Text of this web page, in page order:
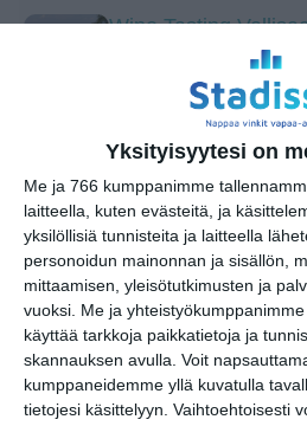
Yksityisyytesi on
Me ja 766 kumppanimme
laitteella, kuten evästeitä, ja
yksilöllisiä tunnisteita ja laitteella
personoidun mainonnan ja sisällön,
mittaamisen, yleisötutkimusten ja
vuoksi. Me ja
käyttää tarkkoja paikkatietoja ja
skannauksen avulla. Voit
kumppaneidemme yllä kuvatulla
tietojesi käsittelyyn. Vaihtoehtoisesti
Wine Tasting
pe 14.8.2026 klo
Opastus kokoelmiin:
Tutkimusmatkojen
la 15.8.2026 klo
Draamallinen
Aurora Karamzinin
Linnunlaulun
Talvipuutarhaan
su 16.8.2026 klo
Rivitanssin ilmainen